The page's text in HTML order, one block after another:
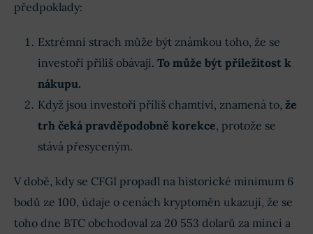
předpoklady:
Extrémní strach může být známkou toho, že se
investoři příliš obávají. To může být příležitost k
nákupu.
Když jsou investoři příliš chamtiví, znamená to, že
trh čeká pravděpodobně korekce, protože se
stává přesyceným.
V době, kdy se CFGI propadl na historické minimum 6
bodů ze 100, údaje o cenách kryptoměn ukazují, že se
toho dne BTC obchodoval za 20 553 dolarů za minci a